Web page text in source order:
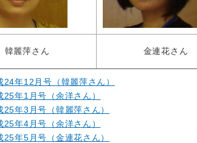
韓麗萍さん 金連花さん
24年12月号（韓麗萍さん）
25年1月号（余洋さん）
25年3月号（韓麗萍さん）
25年4月号（余洋さん）
25年5月号（金連花さん）